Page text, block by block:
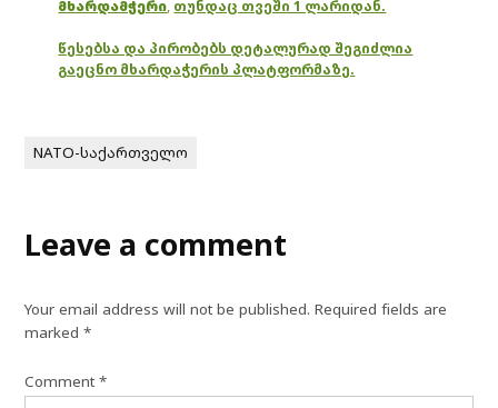
მხარდამჭერი, თუნდაც თვეში 1 ლარიდან.
წესებსა და პირობებს დეტალურად შეგიძლია
გაეცნო მხარდაჭერის პლატფორმაზე.
NATO-საქართველო
Leave a comment
Your email address will not be published. Required fields are
marked*
Comment*